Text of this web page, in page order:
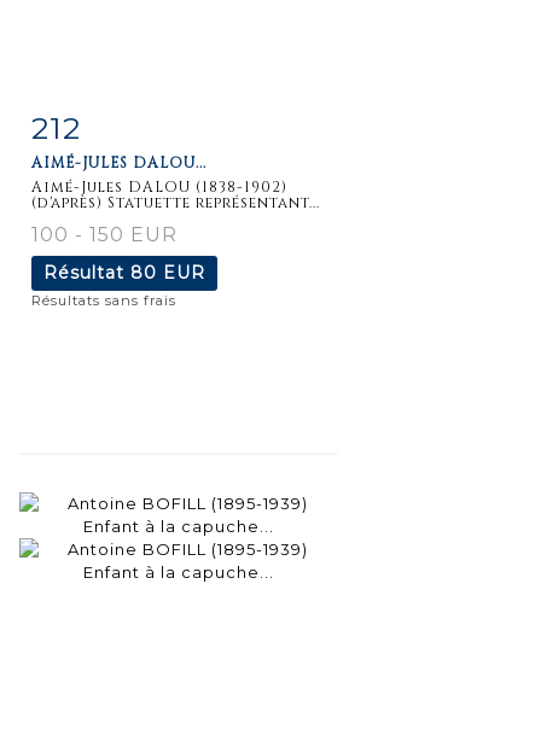
détaillée
212
AIMÉ-JULES DALOU...
Aimé-Jules DALOU (1838-1902)
(d'après) Statuette représentant...
100 - 150 EUR
Résultat 80 EUR
Résultats sans frais